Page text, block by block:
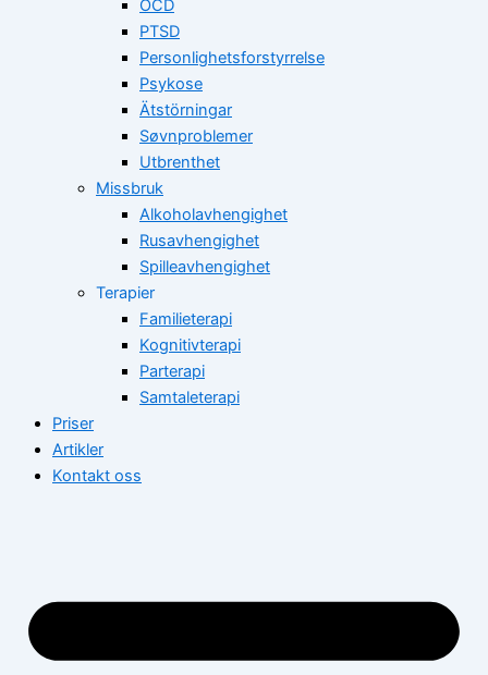
OCD
PTSD
Personlighetsforstyrrelse
Psykose
Ätstörningar
Søvnproblemer
Utbrenthet
Missbruk
Alkoholavhengighet
Rusavhengighet
Spilleavhengighet
Terapier
Familieterapi
Kognitivterapi
Parterapi
Samtaleterapi
Priser
Artikler
Kontakt oss